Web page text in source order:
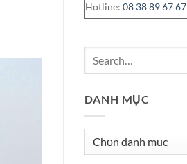
Hotline: 08 38 89 67 67
DANH MỤC
Danh
mục